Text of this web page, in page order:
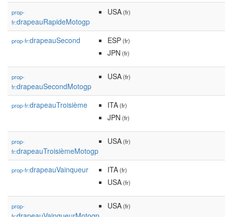
prop-
fr:drapeauRapideMotogp
USA(fr)
prop-fr:drapeauSecond ESP(fr)
JPN (fr)
prop-
fr:drapeauSecondMotogp
USA(fr)
prop-fr:drapeauTroisième ITA(fr)
JPN (fr)
prop-
fr:drapeauTroisièmeMotogp
USA(fr)
prop-fr:drapeauVainqueur ITA(fr)
USA(fr)
prop-
USA(fr)